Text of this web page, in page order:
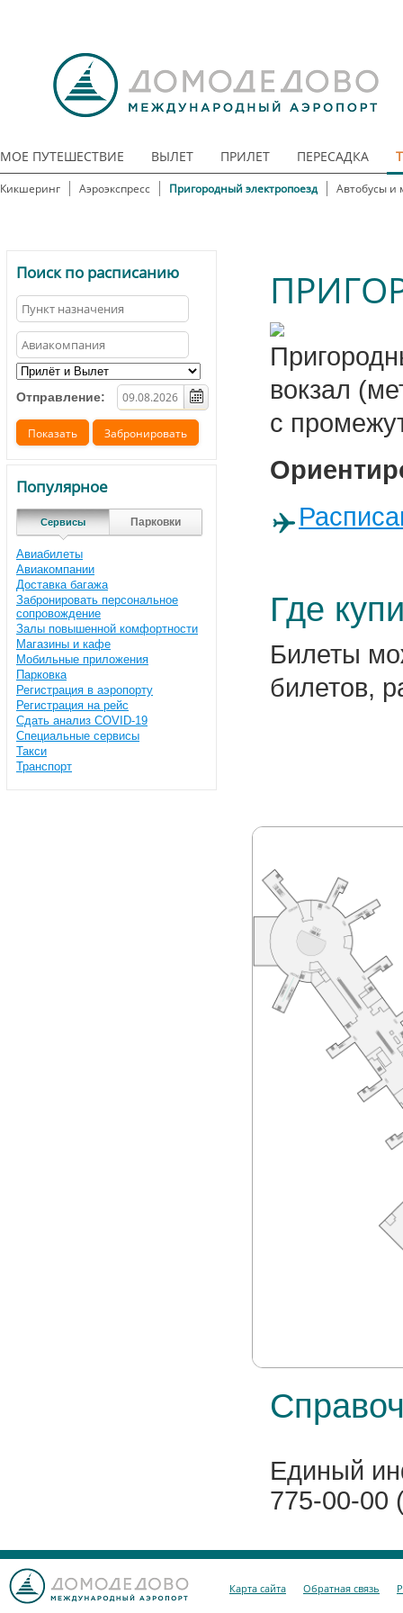
МОЕ ПУТЕШЕСТВИЕ ВЫЛЕТ ПРИЛЕТ ПЕРЕСАДКА
Кикшеринг Аэроэкспресс Пригородный электропоезд Автобусы и
Поиск по расписанию
Отправление:
Популярное
Сервисы Парковки
Авиабилеты
Авиакомпании
Доставка багажа
Забронировать персональное
сопровождение
Залы повышенной комфортности
Магазины и кафе
Мобильные приложения
Парковка
Регистрация в аэропорту
Регистрация на рейс
Сдать анализ COVID-19
Специальные сервисы
Такси
Транспорт
вокзал
с
Где
Билеты
билетов,
Единый
775-00-00
Карта сайта Обратная связь